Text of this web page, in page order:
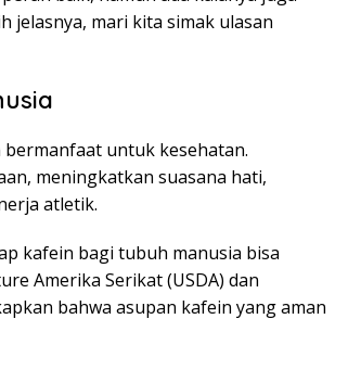
jelasnya, mari kita simak ulasan
untuk kesehatan.
meningkatkan suasana hati,
atletik.
kafein bagi tubuh manusia bisa
Amerika Serikat (USDA) dan
bahwa asupan kafein yang aman